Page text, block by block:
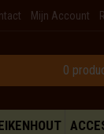
Mijn Account
0